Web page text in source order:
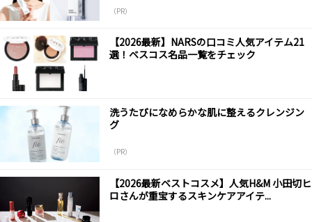
（PR）
【2026最新】NARSの口コミ人気アイテム21
選！ベスコス名品一覧をチェック
洗うたびになめらかな肌に整えるクレンジン
グ
（PR）
【2026最新ベストコスメ】人気H&M 小田切ヒ
ロさんが重宝するスキンケアアイテ...